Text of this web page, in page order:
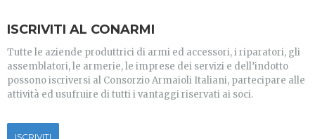
ISCRIVITI AL CONARMI
Tutte le aziende produttrici di armi ed accessori, i riparatori, gli
assemblatori, le armerie, le imprese dei servizi e dell’indotto
possono iscriversi al Consorzio Armaioli Italiani, partecipare alle
attività ed usufruire di tutti i vantaggi riservati ai soci.
ISCRIVITI